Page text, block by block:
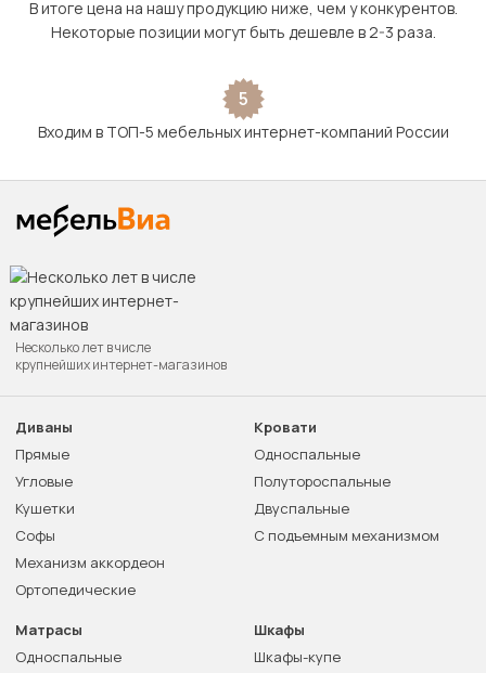
В итоге цена на нашу продукцию ниже, чем у конкурентов.
Некоторые позиции могут быть дешевле в 2-3 раза.
5
Входим в ТОП-5 мебельных интернет-компаний России
Несколько лет в числе
крупнейших интернет-магазинов
Диваны
Прямые
Угловые
Кушетки
Софы
Механизм аккордеон
Ортопедические
Кровати
Односпальные
Полутороспальные
Двуспальные
С подъемным механизмом
Матрасы
Односпальные
Шкафы
Шкафы-купе